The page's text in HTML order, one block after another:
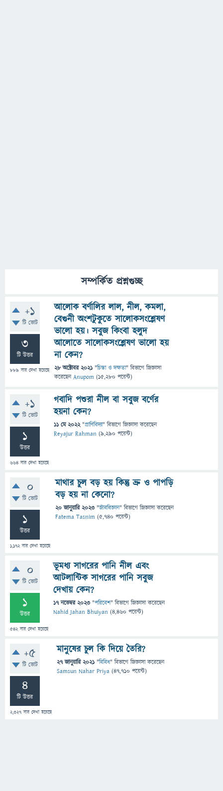
সম্পর্কিত প্রশ্নগুচ্ছ
+1
টি ভোট
3
টি উত্তর
889 বার দেখা হয়েছে
আলোক বর্ণালির লাল, নীল, কমলা,
বেগুনী অংশটুকুতে সালোকসংশ্লেষণ
ভালো হয়। সবুজ কিংবা হলুদ
আলোতে সালোকসংশ্লেষণ ভালো হয়
না কেন?
28 অক্টোবর 2021 "চিন্তা ও দক্ষতা" বিভাগে জিজ্ঞাসা
করেছেনAnupom (15,280 পয়েন্ট)
+1
টি ভোট
1
উত্তর
664 বার দেখা হয়েছে
গবাদি পশুরা নীল বা সবুজ বর্ণের
হয়না কেন?
11 মে 2022 "প্রাণিবিদ্যা" বিভাগে জিজ্ঞাসাকরেছেন
Reyajur Rahman (9,290 পয়েন্ট)
0
টি ভোট
1
উত্তর
1,172বার দেখা হয়েছে
মাথার চুল বড় হয় কিন্তু ভ্রু ও পাপড়ি
বড় হয় না কেনো?
20 জানুয়ারি 2023 "জীববিজ্ঞান" বিভাগে জিজ্ঞাসাকরেছেন
Fatema Tasnim (5,740 পয়েন্ট)
0
টি ভোট
1
উত্তর
542বার দেখা হয়েছে
ভূমধ্য সাগরের পানি নীল এবং
আটলান্টিক সাগরের পানি সবুজ
দেখায় কেন?
17 নভেম্বর 2023 "পরিবেশ" বিভাগে জিজ্ঞাসাকরেছেন
Nahid Jahan Bhuiyan (4,460 পয়েন্ট)
+5
টি ভোট
4
টি উত্তর
2,327 বার দেখা হয়েছে
মানুষের চুল কি দিয়ে তৈরি?
27 জানুয়ারি 2021 "বিবিধ" বিভাগে জিজ্ঞাসাকরেছেন
Samsun Nahar Priya (47,710 পয়েন্ট)